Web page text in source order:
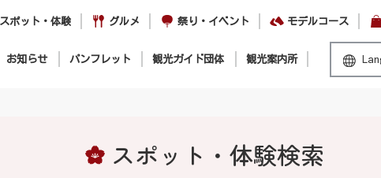
スポット・体験 グルメ 祭り・イベント モデルコース
お知らせ パンフレット 観光ガイド団体 観光案内所
スポット・体験検索